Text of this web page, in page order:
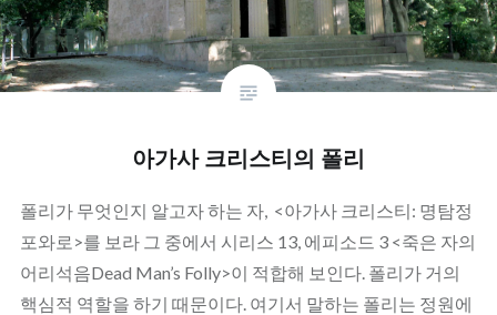
아가사 크리스티의 폴리
폴리가 무엇인지 알고자 하는 자, <아가사 크리스티: 명탐정
포와로>를 보라 그 중에서 시리스 13, 에피소드 3 <죽은 자의
어리석음Dead Man’s Folly>이 적합해 보인다. 폴리가 거의
핵심적 역할을 하기 때문이다. 여기서 말하는 폴리는 정원에